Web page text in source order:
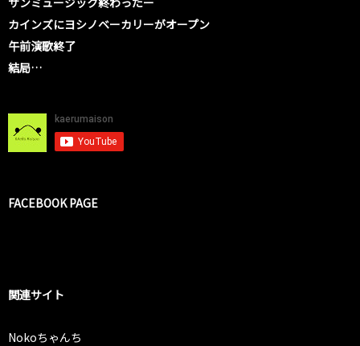
カインズにヨシノベーカリーがオープン
午前演歌終了
結局…
FACEBOOK PAGE
関連サイト
Nokoちゃんち